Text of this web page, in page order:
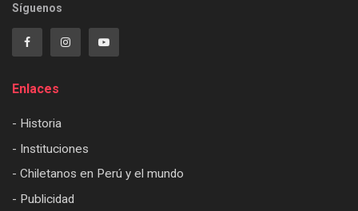
Síguenos
Enlaces
- Historia
- Instituciones
- Chiletanos en Perú y el mundo
- Publicidad